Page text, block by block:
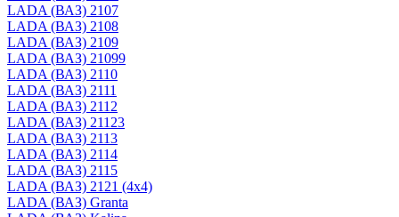
LADA (ВАЗ) 2107
LADA (ВАЗ) 2108
LADA (ВАЗ) 2109
LADA (ВАЗ) 21099
LADA (ВАЗ) 2110
LADA (ВАЗ) 2111
LADA (ВАЗ) 2112
LADA (ВАЗ) 21123
LADA (ВАЗ) 2113
LADA (ВАЗ) 2114
LADA (ВАЗ) 2115
LADA (ВАЗ) 2121 (4x4)
LADA (ВАЗ) Granta